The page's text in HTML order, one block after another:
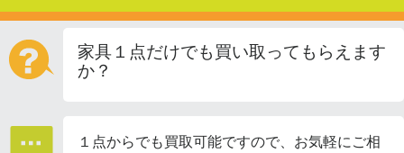
家具１点だけでも買い取ってもらえます
か？
１点からでも買取可能ですので、お気軽にご相